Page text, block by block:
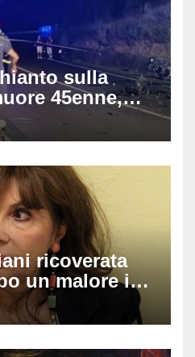
sulla
45enne,
un suv e
ricoverata
un malore in
sta oggi l’ex